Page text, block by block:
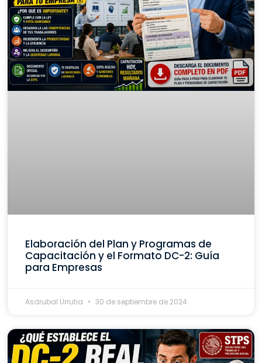
Elaboración del Plan y Programas de
Capacitación y el Formato DC-2: Guía
para Empresas
Asdrubal Urrutia 30 de septiembre de 2024